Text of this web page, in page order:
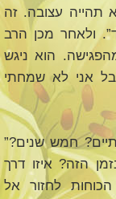
תהייה עצובה. זה
ולאחר מכן הרב
הוא ניגש
אני לא שמחתי
חמש שנים?”
הזה? איזו דרך
לחזור אל